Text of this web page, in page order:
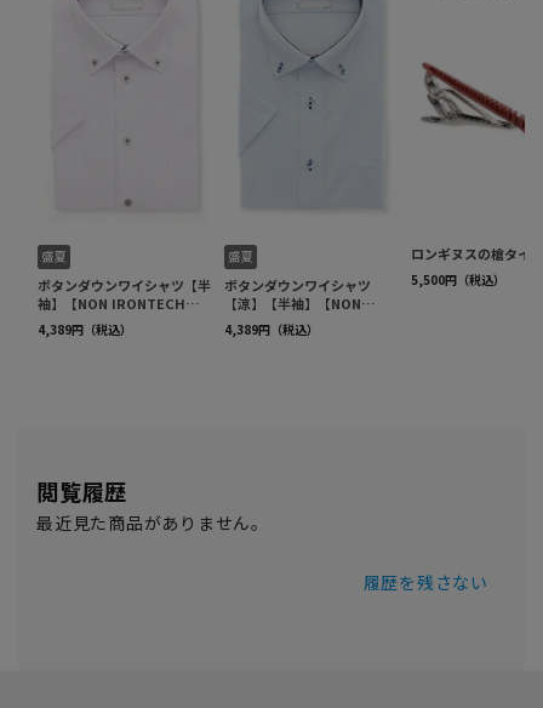
閲覧履歴
最近見た商品がありません。
履歴を残さない